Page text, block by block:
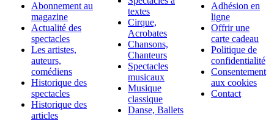
Abonnement au
magazine
Actualité des
spectacles
Les artistes,
auteurs,
comédiens
Historique des
spectacles
Historique des
articles
textes
Cirque,
Acrobates
Chansons,
Chanteurs
Spectacles
musicaux
Musique
classique
Danse, Ballets
Adhésion en
ligne
Offrir une
carte cadeau
Politique de
confidentialité
Consentement
aux cookies
Contact